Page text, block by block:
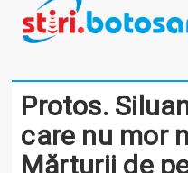
Protos.
care nu mor
Mărturii de